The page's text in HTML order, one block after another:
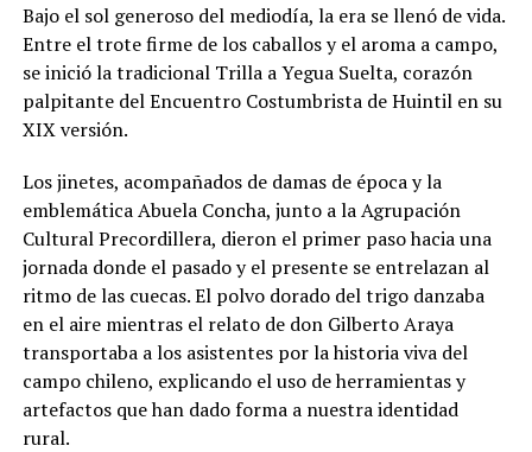
Bajo el sol generoso del mediodía, la era se llenó de vida.
Entre el trote firme de los caballos y el aroma a campo,
se inició la tradicional Trilla a Yegua Suelta, corazón
palpitante del Encuentro Costumbrista de Huintil en su
XIX versión.
Los jinetes, acompañados de damas de época y la
emblemática Abuela Concha, junto a la Agrupación
Cultural Precordillera, dieron el primer paso hacia una
jornada donde el pasado y el presente se entrelazan al
ritmo de las cuecas. El polvo dorado del trigo danzaba
en el aire mientras el relato de don Gilberto Araya
transportaba a los asistentes por la historia viva del
campo chileno, explicando el uso de herramientas y
artefactos que han dado forma a nuestra identidad
rural.